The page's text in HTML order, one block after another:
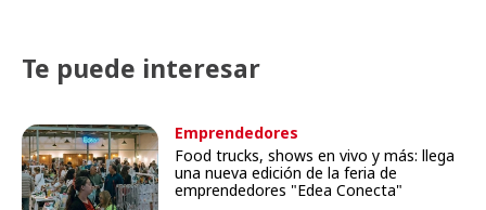
Te puede interesar
Emprendedores
Food trucks, shows en vivo y más: llega
una nueva edición de la feria de
emprendedores "Edea Conecta"